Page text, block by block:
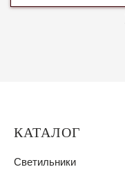
КАТАЛОГ
Светильники